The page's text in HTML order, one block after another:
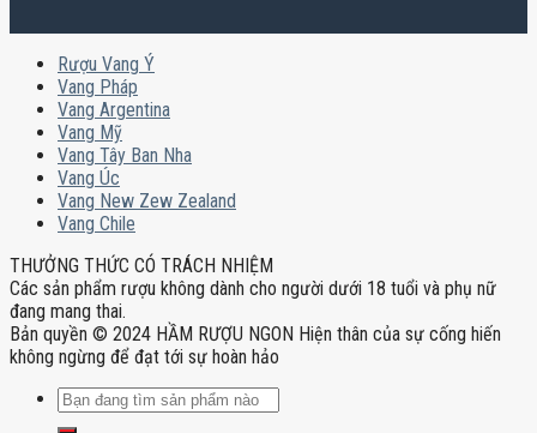
Rượu Vang Ý
Vang Pháp
Vang Argentina
Vang Mỹ
Vang Tây Ban Nha
Vang Úc
Vang New Zew Zealand
Vang Chile
THƯỞNG THỨC CÓ TRÁCH NHIỆM
Các sản phẩm rượu không dành cho người dưới 18 tuổi và phụ nữ
đang mang thai.
Bản quyền © 2024 HẦM RƯỢU NGON Hiện thân của sự cống hiến
không ngừng để đạt tới sự hoàn hảo
Tìm
kiếm: